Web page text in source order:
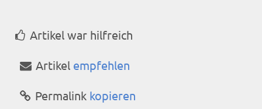
Artikel war hilfreich
Artikel empfehlen
Permalink kopieren